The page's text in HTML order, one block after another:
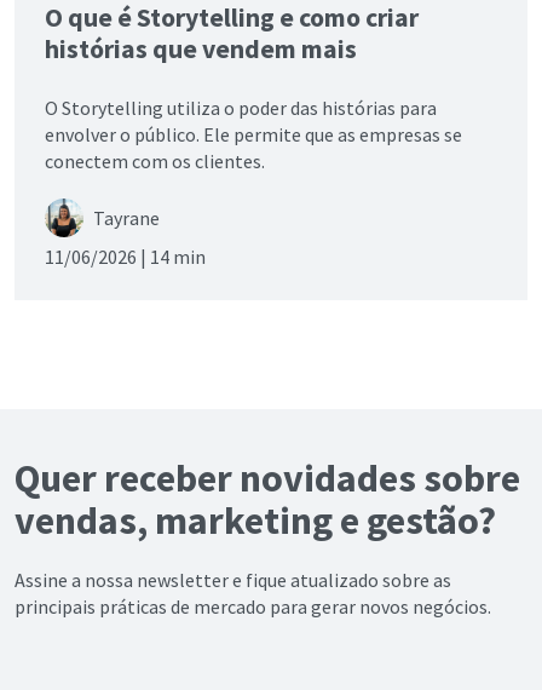
O que é Storytelling e como criar
histórias que vendem mais
O Storytelling utiliza o poder das histórias para
envolver o público. Ele permite que as empresas se
conectem com os clientes.
Tayrane
11/06/2026 | 14 min
Quer receber novidades sobre
vendas, marketing e gestão?
Assine a nossa newsletter e fique atualizado sobre as
principais práticas de mercado para gerar novos negócios.